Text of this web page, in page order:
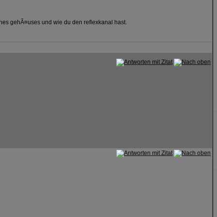
gehÃ¤uses und wie du den reflexkanal hast.